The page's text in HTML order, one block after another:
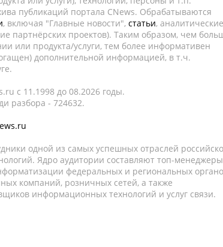
публикаций портала CNews. Обрабатываются
, включая "Главные новости", статьи, аналитические
партнёрских проектов). Таким образом, чем
или продукта/услуги, тем более информативен
дополнительной информацией, в т.ч.
c 11.1998 до 08.2026 годы.
разбора - 724632.
одной из самых успешных отраслей
Ядро аудитории составляют топ-
федеральных и региональных
компаний, розничных сетей, а также
информационных технологий и услуг связи.